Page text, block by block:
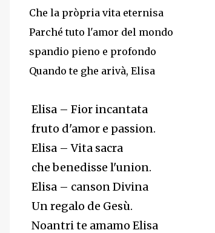
Che la pròpria vita eternisa
Parché tuto l'amor del mondo
spandio pieno e profondo
Quando te ghe arivà, Elisa
Elisa – Fior incantata
fruto d'amor e passion.
Elisa – Vita sacra
che benedisse l'union.
Elisa – canson Divina
Un regalo de Gesù.
Noantri te amamo Elisa